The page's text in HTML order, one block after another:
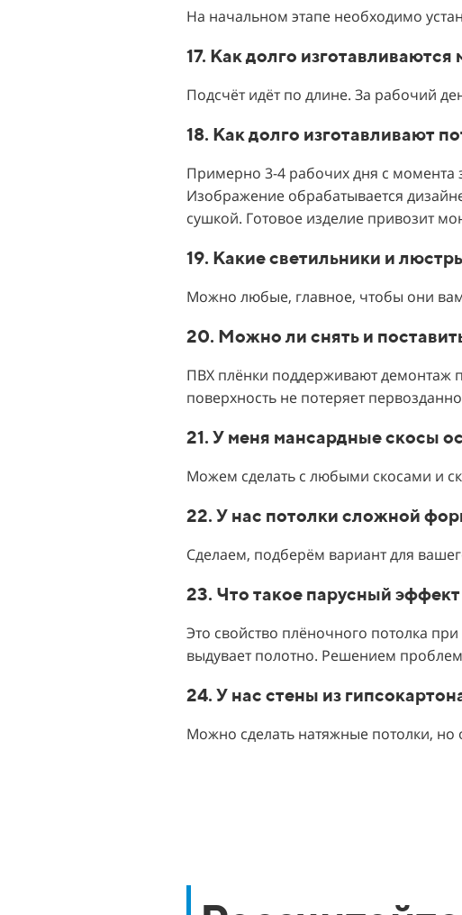
На начальном этапе необходимо
17. Как долго
Подсчёт идёт по длине. За рабочий
18. Как долго изготавливают
Примерно 3-4 рабочих дня с момента
Изображение обрабатывается
сушкой. Готовое изделие привозит
19. Какие светильники и
Можно любые, главное, чтобы они
20. Можно ли снять и
ПВХ плёнки поддерживают демонтаж
поверхность не потеряет
21. У меня мансардные скосы
Можем сделать с любыми скосами и
22. У нас потолки сложной
Сделаем, подберём вариант для
23. Что такое парусный эффект
Это свойство плёночного потолка
выдувает полотно. Решением
24. У нас стены из
Можно сделать натяжные потолки, но